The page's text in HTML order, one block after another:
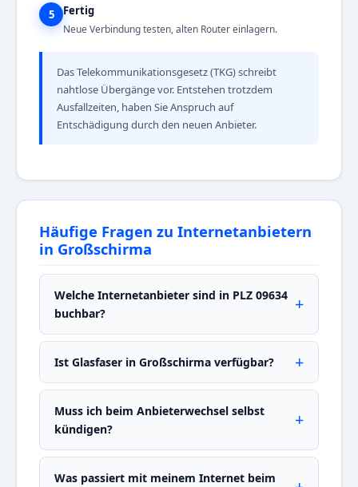
5 Fertig
Neue Verbindung testen, alten Router einlagern.
Das Telekommunikationsgesetz (TKG) schreibt
nahtlose Übergänge vor. Entstehen trotzdem
Ausfallzeiten, haben Sie Anspruch auf
Entschädigung durch den neuen Anbieter.
Häufige Fragen zu Internetanbietern
in Großschirma
Welche Internetanbieter sind in PLZ 09634
buchbar?
Ist Glasfaser in Großschirma verfügbar?
Muss ich beim Anbieterwechsel selbst
kündigen?
Was passiert mit meinem Internet beim